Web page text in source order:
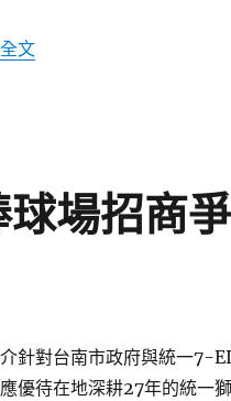
文〈印度製造業發展困境深
場招商
針對台南市政府與統一7-
優待在地深耕27年的統一